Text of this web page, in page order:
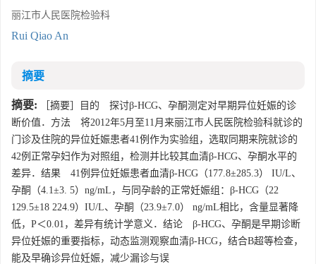
丽江市人民医院检验科
Rui Qiao An
摘要
摘要: ［摘要］目的 探讨β-HCG、孕酮测定对早期异位妊娠的诊
断价值．方法 将2012年5月至11月来丽江市人民医院检验科就诊的
门诊及住院的异位妊娠患者41例作为实验组，选取同期来院就诊的
42例正常孕妇作为对照组，检测并比较其血清β-HCG、孕酮水平的
差异．结果 41例异位妊娠患者血清β-HCG（177.8±285.3） IU/L、
孕酮（4.1±3. 5）ng/mL，与同孕龄的正常妊娠组：β-HCG（22
129.5±18 224.9）IU/L、孕酮（23.9±7.0） ng/mL相比，含量显著降
低，P＜0.01，差异有统计学意义．结论 β-HCG、孕酮是早期诊断
异位妊娠的重要指标，动态监测观察血清β-HCG，结合B超等检查，
能及早确诊异位妊娠，减少漏诊与误